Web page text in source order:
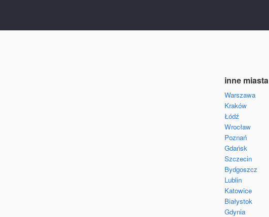
inne miasta
Warszawa
Kraków
Łódź
Wrocław
Poznań
Gdańsk
Szczecin
Bydgoszcz
Lublin
Katowice
Białystok
Gdynia